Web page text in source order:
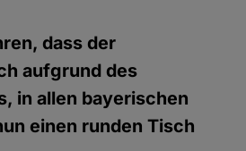
dass der
aufgrund des
in allen bayerischen
einen runden Tisch